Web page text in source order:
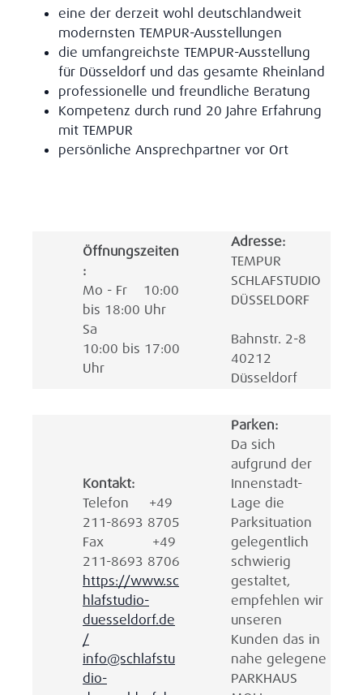
eine der derzeit wohl deutschlandweit
modernsten TEMPUR-Ausstellungen
die umfangreichste TEMPUR-Ausstellung
für Düsseldorf und das gesamte Rheinland
professionelle und freundliche Beratung
Kompetenz durch rund 20 Jahre Erfahrung
mit TEMPUR
persönliche Ansprechpartner vor Ort
Öffnungszeiten
:
Mo - Fr 10:00
bis 18:00 Uhr
Sa
10:00 bis 17:00
Uhr
Adresse:
TEMPUR
SCHLAFSTUDIO
DÜSSELDORF
Bahnstr. 2-8
40212
Düsseldorf
Kontakt:
Telefon +49
211-8693 8705
Fax +49
211-8693 8706
https://www.sc
hlafstudio-
duesseldorf.de
/
info@schlafstu
dio-
Parken:
Da sich
aufgrund der
Innenstadt-
Lage die
Parksituation
gelegentlich
schwierig
gestaltet,
empfehlen wir
unseren
Kunden das in
nahe gelegene
PARKHAUS